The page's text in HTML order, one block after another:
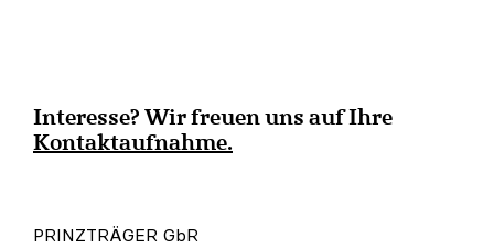
Interesse? Wir freuen uns auf Ihre
Kontaktaufnahme.
PRINZTRÄGER GbR